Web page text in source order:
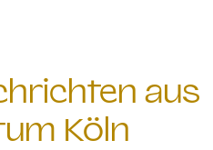
aus
Köln